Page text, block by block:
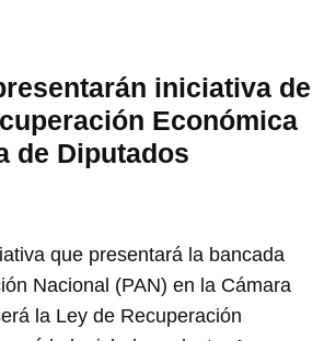
iniciativa de
Económica
de Diputados
que presentará la bancada
Nacional (PAN) en la Cámara
la Ley de Recuperación